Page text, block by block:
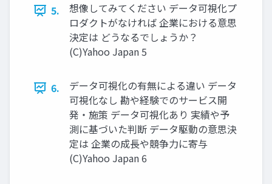
5.
想像してみてください データ可視化プ
ロダクトがなければ 企業における意思
決定は どうなるでしょうか？
(C)Yahoo Japan 5
6.
データ可視化の有無による違い データ
可視化なし 勘や経験でのサービス開
発・施策 データ可視化あり 実績や予
測に基づいた判断 データ駆動の意思決
定は 企業の成⻑や競争⼒に寄与
(C)Yahoo Japan 6